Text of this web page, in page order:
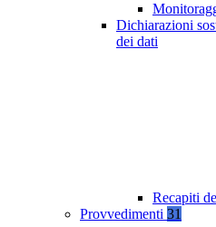
Dichiarazioni
dei dati
Recapiti
Provvedimenti 31